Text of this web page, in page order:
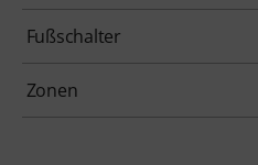
Fußschalter
Zonen